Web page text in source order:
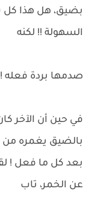
بضيق، هل هذا كل
السهولة !! لكنه
صدمها بردة فعله !
في حين أن الآخر
بالضيق يغمره من
بعد كل ما فعل !
عن الخمر، تاب